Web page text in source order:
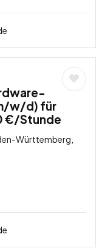
w/d) für
€/Stunde
Württemberg,